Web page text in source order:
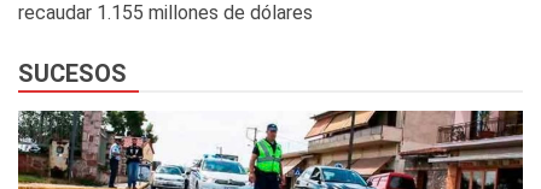
recaudar 1.155 millones de dólares
SUCESOS